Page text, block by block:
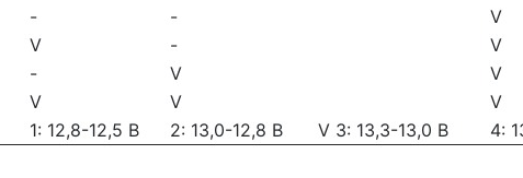
- -
V
V -
V
- V
V
V V
V
1: 12,8-12,5 В 2: 13,0-12,8 В V 3: 13,3-13,0 В
4: